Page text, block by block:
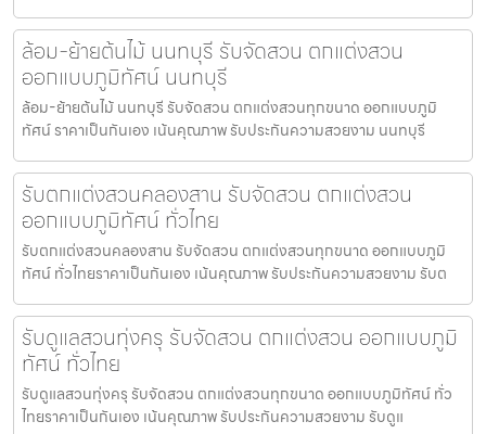
ล้อม-ย้ายต้นไม้ นนทบุรี รับจัดสวน ตกแต่งสวน
ออกแบบภูมิทัศน์ นนทบุรี
ล้อม-ย้ายต้นไม้ นนทบุรี รับจัดสวน ตกแต่งสวนทุกขนาด ออกแบบภูมิ
ทัศน์ ราคาเป็นกันเอง เน้นคุณภาพ รับประกันความสวยงาม นนทบุรี
รับตกแต่งสวนคลองสาน รับจัดสวน ตกแต่งสวน
ออกแบบภูมิทัศน์ ทั่วไทย
รับตกแต่งสวนคลองสาน รับจัดสวน ตกแต่งสวนทุกขนาด ออกแบบภูมิ
ทัศน์ ทั่วไทยราคาเป็นกันเอง เน้นคุณภาพ รับประกันความสวยงาม รับต
รับดูแลสวนทุ่งครุ รับจัดสวน ตกแต่งสวน ออกแบบภูมิ
ทัศน์ ทั่วไทย
รับดูแลสวนทุ่งครุ รับจัดสวน ตกแต่งสวนทุกขนาด ออกแบบภูมิทัศน์ ทั่ว
ไทยราคาเป็นกันเอง เน้นคุณภาพ รับประกันความสวยงาม รับดูแ